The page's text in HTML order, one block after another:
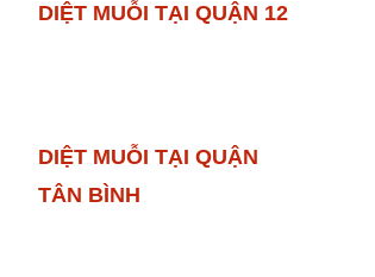
DIỆT MUỖI TẠI QUẬN 12
DIỆT MUỖI TẠI QUẬN
TÂN BÌNH